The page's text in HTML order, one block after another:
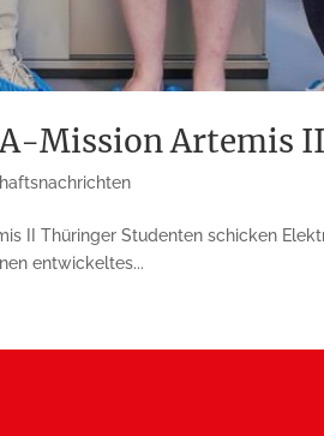
Mission Artemis II
II Thüringer Studenten schicken
entwickeltes...